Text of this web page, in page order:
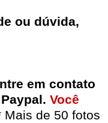
ou dúvida,
em contato
. Você
Mais de 50 fotos